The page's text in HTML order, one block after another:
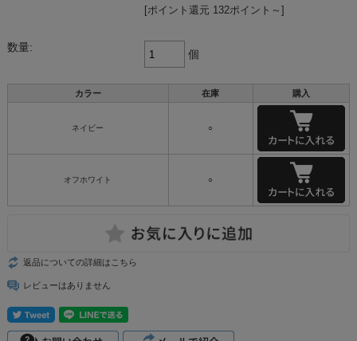
[ポイント還元 132ポイント～]
数量:
個
カラー 在庫 購入
ネイビー ○
オフホワイト ○
返品についての詳細はこちら
レビューはありません